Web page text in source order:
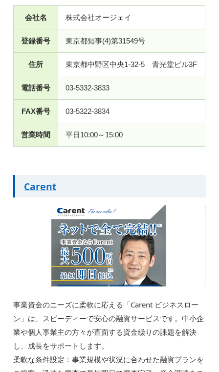
会社名 株式会社オージェイ
登録番号 東京都知事(4)第31549号
住所 東京都中野区中央1-32-5 青光堂ビル3F
電話番号 03-5332-3833
FAX番号 03-5322-3834
営業時間 平日10:00～15:00
Carent
事業資金のニーズに柔軟に応える「Carent ビジネスロー
ン」は、スピーディーで安心の融資サービスです。中小企
業や個人事業主の方々が直面する資金繰りの課題を解決
し、成長をサポートします。
柔軟な条件設定：事業規模や状況に合わせた融資プランを